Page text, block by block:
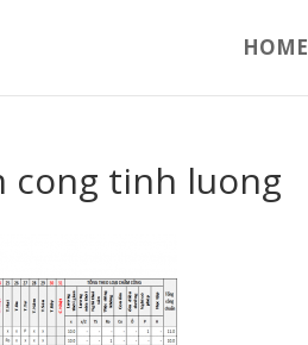
HOME
cong tinh luong